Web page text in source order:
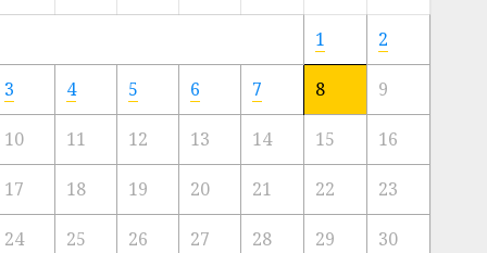
Artis
Kota
23/11/2024
0
1 2
3 4 5 6 7 8 9
10 11 12 13 14 15 16
17 18 19 20 21 22 23
24 25 26 27 28 29 30